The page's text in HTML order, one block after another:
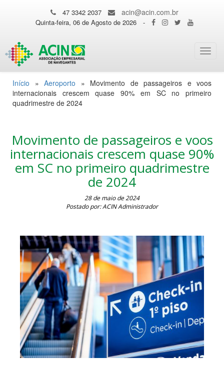
47 3342 2037 acin@acin.com.br
Quinta-feira, 06 de Agosto de 2026 -
Início » Aeroporto » Movimento de passageiros e voos
internacionais crescem quase 90% em SC no primeiro
quadrimestre de 2024
Movimento de passageiros e voos
internacionais crescem quase 90%
em SC no primeiro quadrimestre
de 2024
28 de maio de 2024
Postado por: ACIN Administrador